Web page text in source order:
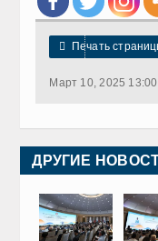
 Печать
Март 10, 2025 13:00
ДРУГИЕ